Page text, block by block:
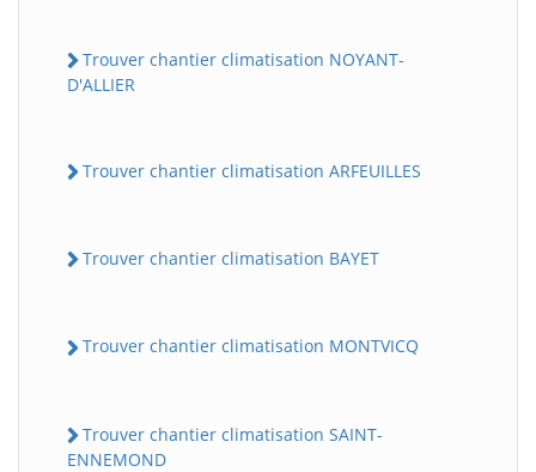
Trouver chantier climatisation NOYANT-
D'ALLIER
Trouver chantier climatisation ARFEUILLES
Trouver chantier climatisation BAYET
Trouver chantier climatisation MONTVICQ
Trouver chantier climatisation SAINT-
ENNEMOND